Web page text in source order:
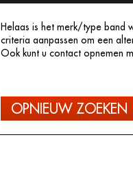
Helaas is het merk/type band
criteria aanpassen om een
Ook kunt u contact opnemen
OPNIEUW ZOEKEN